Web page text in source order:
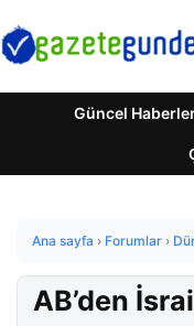
Güncel
Ana sayfa › Forumlar ›
AB’den